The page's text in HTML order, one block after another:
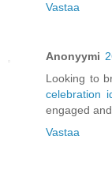
Vastaa
Anonyymi
Looking to
celebration
engaged
Vastaa